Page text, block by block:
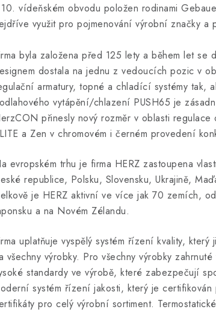
vídeňském obvodu položen rodinami
využit pro pojmenování výrobní značky a
byla založena před 125 lety a během let se
dostala na jednu z vedoucích pozic v
armatury, topné a chladící systémy tak,
vytápění/chlazení PUSH65 je
přinesly nový rozměr v oblasti
a Zen v chromovém i černém provedení
evropském trhu je firma HERZ zastoupena
republice, Polsku, Slovensku, Ukrajině,
je HERZ aktivní ve více jak 70 zemích,
a na Novém Zélandu.
uplatňuje vyspělý systém řízení kvality,
všechny výrobky. Pro všechny výrobky
standardy ve výrobě, které zabezpečují
systém řízení jakosti, který je
pro celý výrobní sortiment.